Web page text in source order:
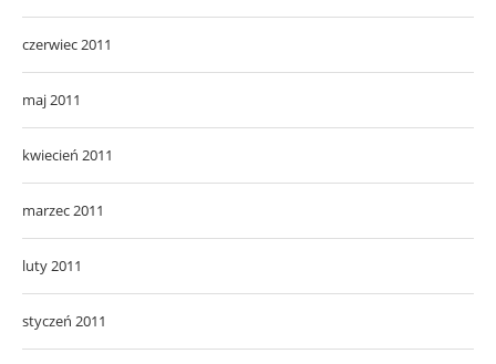
czerwiec 2011
maj 2011
kwiecień 2011
marzec 2011
luty 2011
styczeń 2011